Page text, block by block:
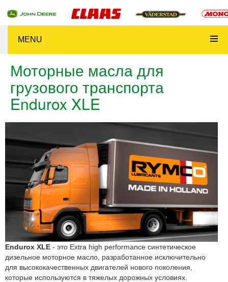
MENU
Моторные масла для
грузового транспорта
Endurox XLE
Endurox XLE - это Extra high performance синтетическое
дизельное моторное масло, разработанное исключительно
для высококачественных двигателей нового поколения,
которые используются в тяжелых дорожных условиях.